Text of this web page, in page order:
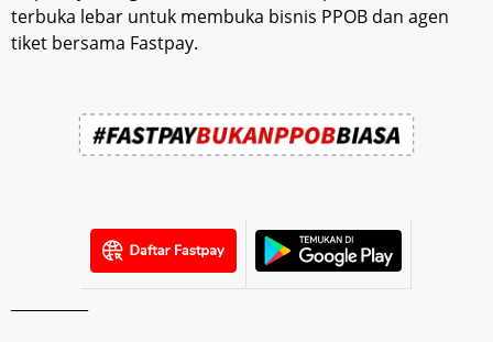
terbuka lebar untuk membuka bisnis PPOB dan agen
tiket bersama Fastpay.